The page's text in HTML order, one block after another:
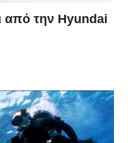
από την Hyundai